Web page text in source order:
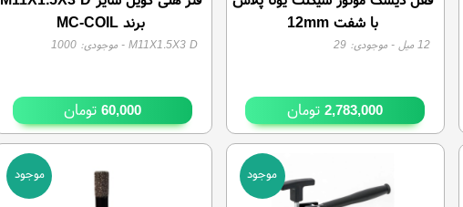
با شفت 12mm
12 میل - موجودی: 29
2,783,000تومان
برند MC-COIL
M11X1.5X3 D - موجودی:1000
60,000 تومان
موجود موجود